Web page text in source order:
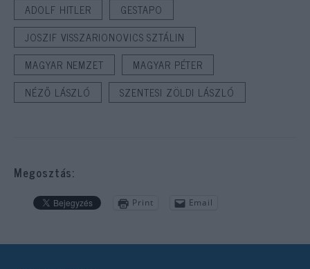
ADOLF HITLER
GESTAPO
JOSZIF VISSZARIONOVICS SZTÁLIN
MAGYAR NEMZET
MAGYAR PÉTER
NÉZŐ LÁSZLÓ
SZENTESI ZÖLDI LÁSZLÓ
Megosztás:
Print Email